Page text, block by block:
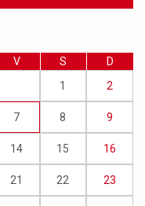
V S
D
1
2
7 8 9
14 15 16
21 22 23